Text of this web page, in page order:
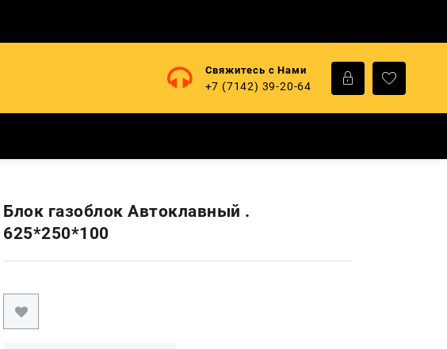
Свяжитесь с Нами
+7 (7142) 39-20-64
Блок газоблок Автоклавный .
625*250*100